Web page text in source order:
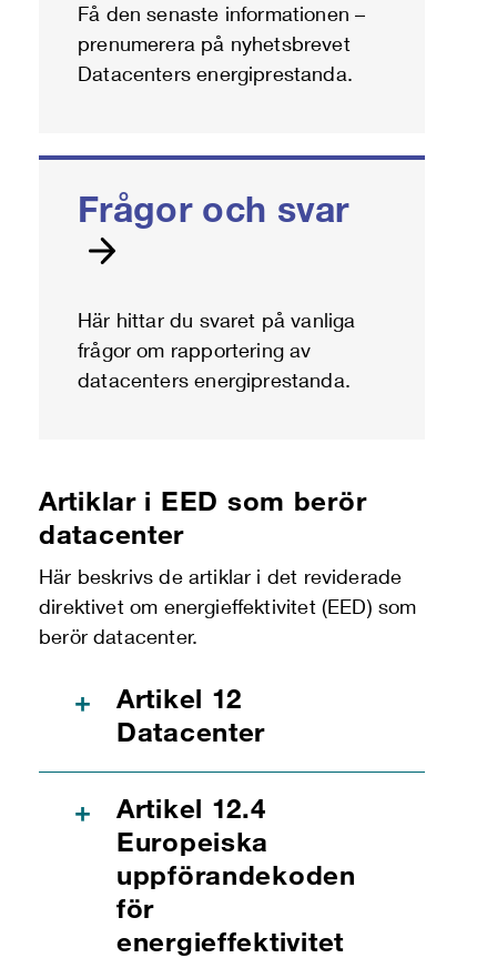
Få den senaste informationen –
prenumerera på nyhetsbrevet
Datacenters energiprestanda.
Frågor och svar
Här hittar du svaret på vanliga
frågor om rapportering av
datacenters energiprestanda.
Artiklar i EED som berör
datacenter
Här beskrivs de artiklar i det reviderade
direktivet om energieffektivitet (EED) som
berör datacenter.
+
​Artikel 12
Datacenter
+
Artikel 12.4
Europeiska
uppförandekoden
för
energieffektivitet